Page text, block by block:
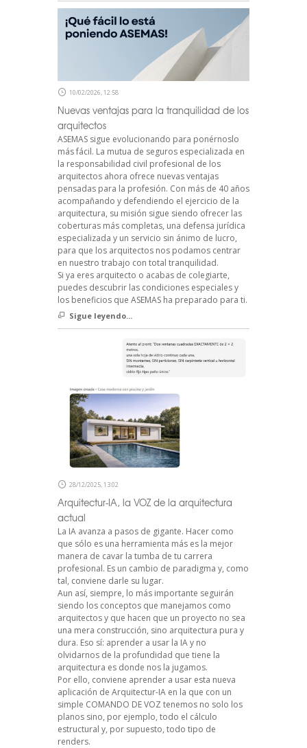
10/02/2026, 12:58
Nuevas ventajas para la tranquilidad de los
arquitectos
ASEMAS sigue evolucionando para ponérnoslo
más fácil. La mutua de seguros especializada en
la responsabilidad civil profesional de los
arquitectos ahora ofrece nuevas ventajas
pensadas para la profesión. Con más de 40 años
acompañando y defendiendo el ejercicio de la
arquitectura, su misión sigue siendo ofrecer las
coberturas más completas, una defensa jurídica
especializada y un servicio sin ánimo de lucro,
para que los arquitectos nos podamos centrar
en nuestro trabajo con total tranquilidad.
Si ya eres arquitecto o acabas de colegiarte,
puedes descubrir las condiciones especiales y
los beneficios que ASEMAS ha preparado para ti.
Sigue leyendo...
28/12/2025, 13:02
Arquitectur-IA, la VOZ de la arquitectura
actual
La IA avanza a pasos de gigante. Hacer como
que sólo es una herramienta más es la mejor
manera de cavar la tumba de tu carrera
profesional. Es un cambio de paradigma y, como
tal, conviene darle su lugar.
Aun así, siempre, lo más importante seguirán
siendo los conceptos que manejamos como
arquitectos y que hacen que un proyecto no sea
una mera construcción, sino arquitectura pura y
dura. Eso sí: aprender a usar la IA y no
olvidarnos de la profundidad que tiene la
arquitectura es donde nos la jugamos.
Por ello, conviene aprender a usar esta nueva
aplicación de Arquitectur-IA en la que con un
simple COMANDO DE VOZ tenemos no solo los
planos sino, por ejemplo, todo el cálculo
estructural y, por supuesto, todo tipo de
renders.